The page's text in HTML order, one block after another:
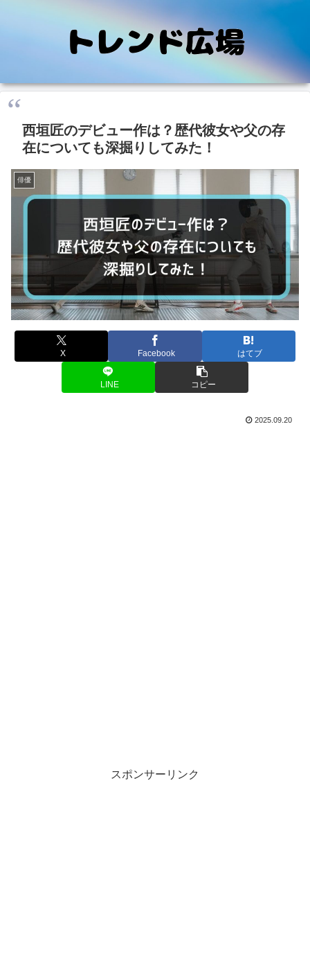
西垣匠のデビュー作は？歴代彼女や父の存
在についても深掘りしてみた！
俳優
X Facebook はてブ
LINE コピー
2025.09.20
スポンサーリンク